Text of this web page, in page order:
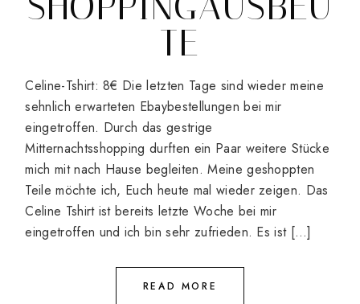
TE
Celine-Tshirt: 8€ Die letzten Tage sind wieder meine
sehnlich erwarteten Ebaybestellungen bei mir
eingetroffen. Durch das gestrige
Mitternachtsshopping durften ein Paar weitere Stücke
mich mit nach Hause begleiten. Meine geshoppten
Teile möchte ich, Euch heute mal wieder zeigen. Das
Celine Tshirt ist bereits letzte Woche bei mir
eingetroffen und ich bin sehr zufrieden. Es ist […]
READ MORE